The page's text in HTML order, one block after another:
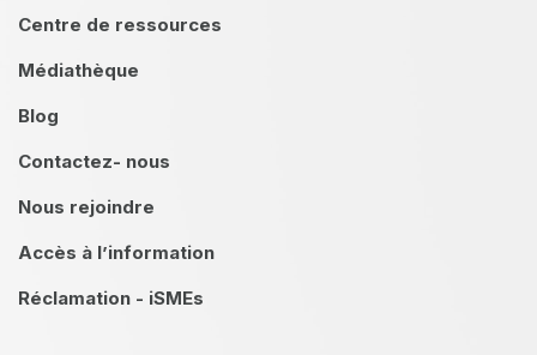
Centre de ressources
Médiathèque
Blog
Contactez- nous
Nous rejoindre
Accès à l’information
Réclamation - iSMEs